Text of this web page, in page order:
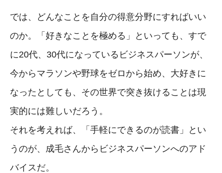
では、どんなことを自分の得意分野にすればいい
のか。「好きなことを極める」といっても、すで
に20代、30代になっているビジネスパーソンが、
今からマラソンや野球をゼロから始め、大好きに
なったとしても、その世界で突き抜けることは現
実的には難しいだろう。
それを考えれば、「手軽にできるのが読書」とい
うのが、成毛さんからビジネスパーソンへのアド
バイスだ。